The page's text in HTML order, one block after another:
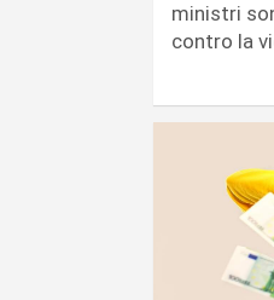
ministri
contro la